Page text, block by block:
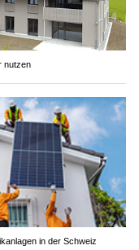
nutzen
in der Schweiz